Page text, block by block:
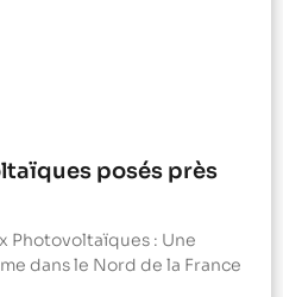
posés près
Photovoltaïques : Une
dans le Nord de la France